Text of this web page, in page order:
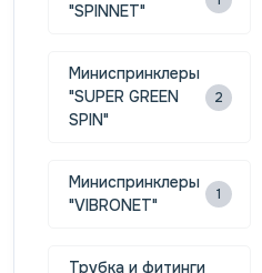
"SPINNET"
Миниспринклеры
"SUPER GREEN
SPIN"
2
Миниспринклеры
"VIBRONET"
1
Трубка и фитинги